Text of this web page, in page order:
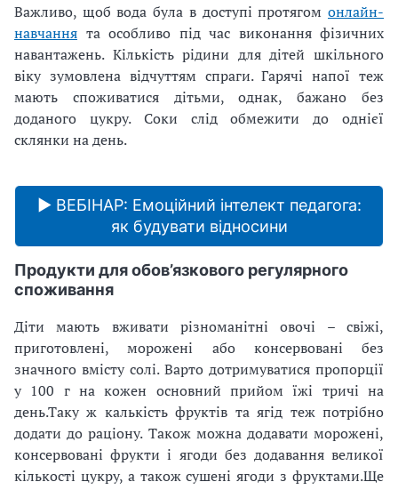
Важливо, щоб вода була в доступі протягом онлайн-
навчання та особливо під час виконання фізичних
навантажень. Кількість рідини для дітей шкільного
віку зумовлена відчуттям спраги.Гарячі напої теж
мають споживатися дітьми, однак, бажано без
доданого цукру. Соки слід обмежити до однієї
склянки на день.
▶ ВЕБІНАР: Емоційний інтелект педагога:
як будувати відносини
Продукти для обов’язкового регулярного
споживання
Діти мають вживати різноманітні овочі – свіжі,
приготовлені, морожені або консервовані без
значного вмісту солі. Варто дотримуватися пропорції
у 100 г на кожен основний прийом їжі тричі на
день.Таку ж калькість фруктів та ягід теж потрібно
додати до раціону. Також можна додавати морожені,
консервовані фрукти і ягоди без додавання великої
кількості цукру, а також сушені ягоди з фруктами.Ще